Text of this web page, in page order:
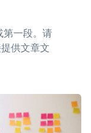
第一段。请
供文章文